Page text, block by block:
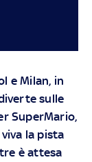
e Milan, in
sulle
SuperMario,
la pista
è attesa